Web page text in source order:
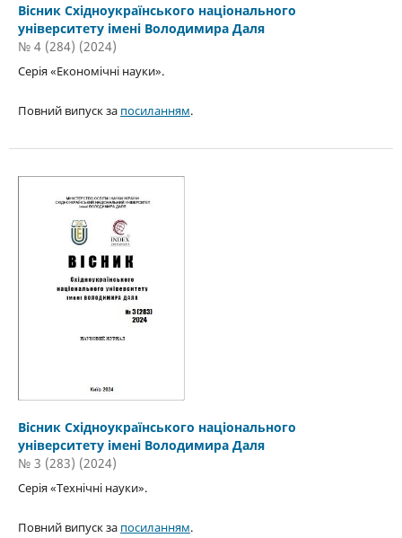
Вісник Східноукраїнського національного
університету імені Володимира Даля
№ 4 (284) (2024)
Серія «Економічні науки».
Повний випуск за посиланням.
Вісник Східноукраїнського національного
університету імені Володимира Даля
№ 3 (283) (2024)
Серія «Технічні науки».
Повний випуск за посиланням.